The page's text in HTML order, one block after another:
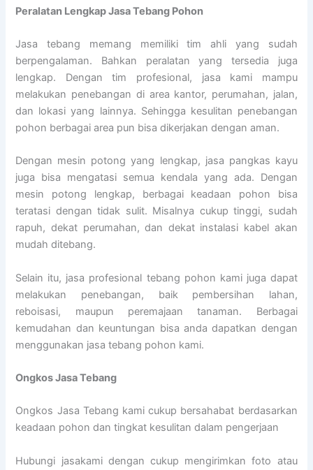
Peralatan Lengkap Jasa Tebang Pohon
Jasa tebang memang memiliki tim ahli yang sudah
berpengalaman. Bahkan peralatan yang tersedia juga
lengkap. Dengan tim profesional, jasa kami mampu
melakukan penebangan di area kantor, perumahan, jalan,
dan lokasi yang lainnya. Sehingga kesulitan penebangan
pohon berbagai area pun bisa dikerjakan dengan aman.
Dengan mesin potong yang lengkap, jasa pangkas kayu
juga bisa mengatasi semua kendala yang ada. Dengan
mesin potong lengkap, berbagai keadaan pohon bisa
teratasi dengan tidak sulit. Misalnya cukup tinggi, sudah
rapuh, dekat perumahan, dan dekat instalasi kabel akan
mudah ditebang.
Selain itu, jasa profesional tebang pohon kami juga dapat
melakukan penebangan, baik pembersihan lahan,
reboisasi, maupun peremajaan tanaman. Berbagai
kemudahan dan keuntungan bisa anda dapatkan dengan
menggunakan jasa tebang pohon kami.
Ongkos Jasa Tebang
Ongkos Jasa Tebang kami cukup bersahabat berdasarkan
keadaan pohon dan tingkat kesulitan dalam pengerjaan
Hubungi jasakami dengan cukup mengirimkan foto atau